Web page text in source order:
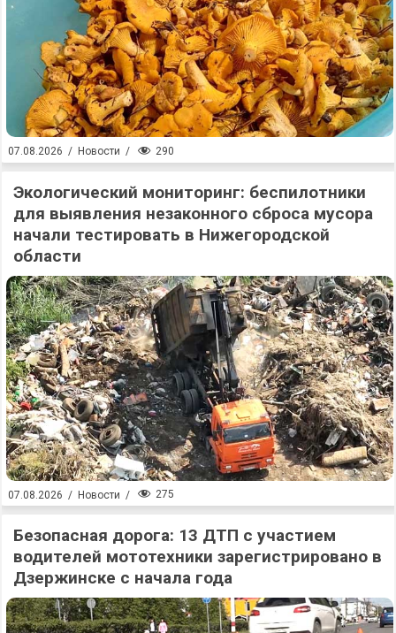
07.08.2026 / Новости / 290
Экологический мониторинг: беспилотники
для выявления незаконного сброса мусора
начали тестировать в Нижегородской
области
07.08.2026 / Новости / 275
Безопасная дорога: 13 ДТП с участием
водителей мототехники зарегистрировано в
Дзержинске с начала года